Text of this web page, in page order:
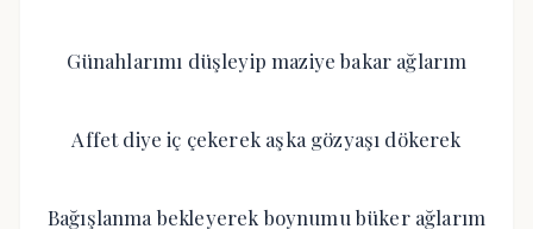
Günahlarımı düşleyip maziye bakar ağlarım
Affet diye iç çekerek aşka gözyaşı dökerek
Bağışlanma bekleyerek boynumu büker ağlarım